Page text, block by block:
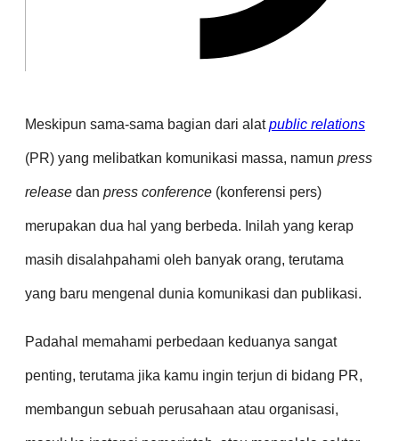
Meskipun sama-sama bagian dari alatpublic relations
(PR) yang melibatkan komunikasi massa, namun press
release dan press conference (konferensi pers)
merupakan dua hal yang berbeda. Inilah yang kerap
masih disalahpahami oleh banyak orang, terutama
yang baru mengenal dunia komunikasi dan publikasi.
Padahal memahami perbedaan keduanya sangat
penting, terutama jika kamu ingin terjun di bidang PR,
membangun sebuah perusahaan atau organisasi,